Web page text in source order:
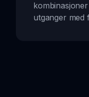
utganger med